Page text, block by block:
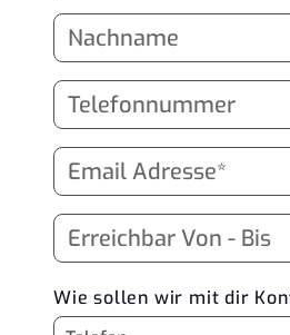
Wie sollen wir mit dir